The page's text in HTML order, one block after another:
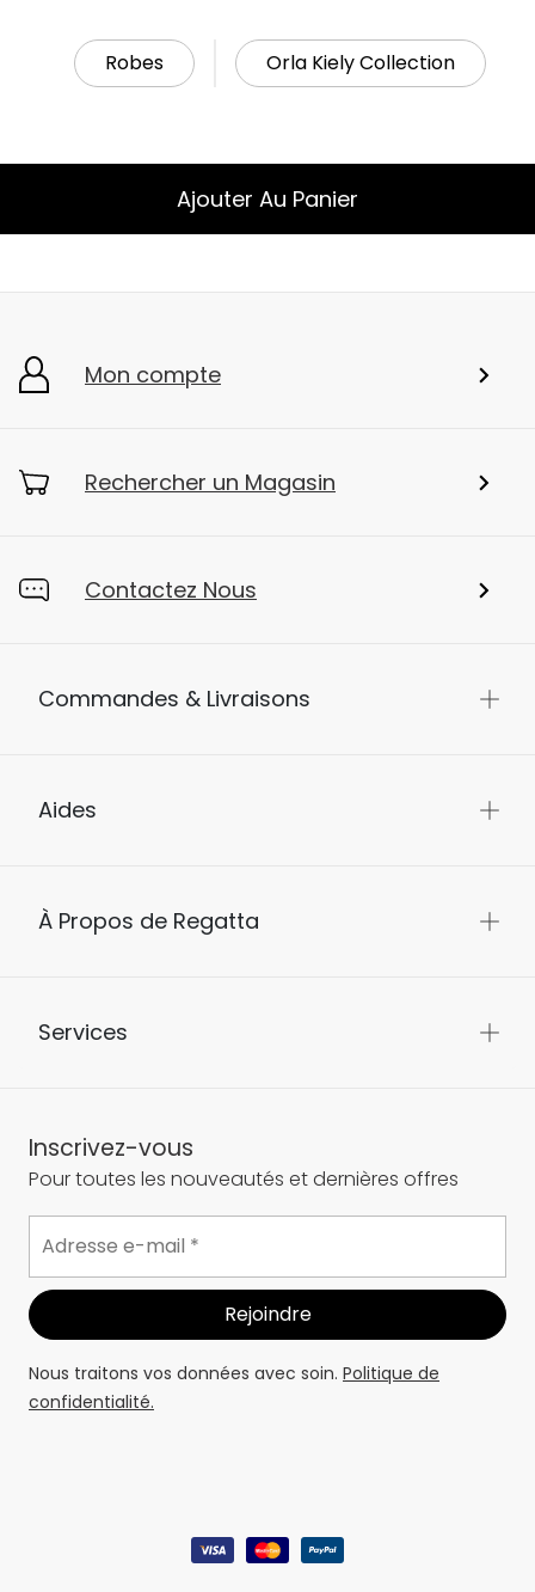
Robes Orla Kiely Collection
Ajouter Au Panier
Mon compte
Rechercher un Magasin
Contactez Nous
Commandes & Livraisons
Aides
À Propos de Regatta
Services
Inscrivez-vous
Pour toutes les nouveautés et dernières offres
Nous traitons vos données avec soin. Politique de
confidentialité.